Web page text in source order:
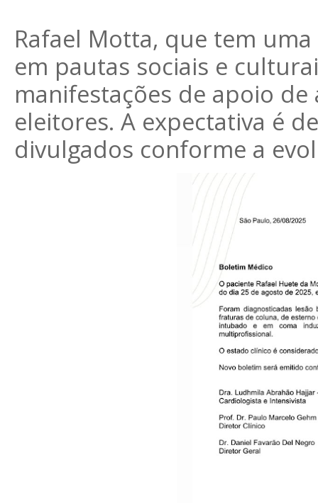
Rafael Motta, que tem
em pautas sociais e
manifestações de apoio
eleitores. A expectativa é
divulgados conforme a